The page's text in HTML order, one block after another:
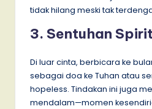
tidak hilang meski tak
3. Sentuhan
Di luar cinta, berbicara ke
sebagai doa ke Tuhan atau
hopeless. Tindakan ini juga
mendalam—momen